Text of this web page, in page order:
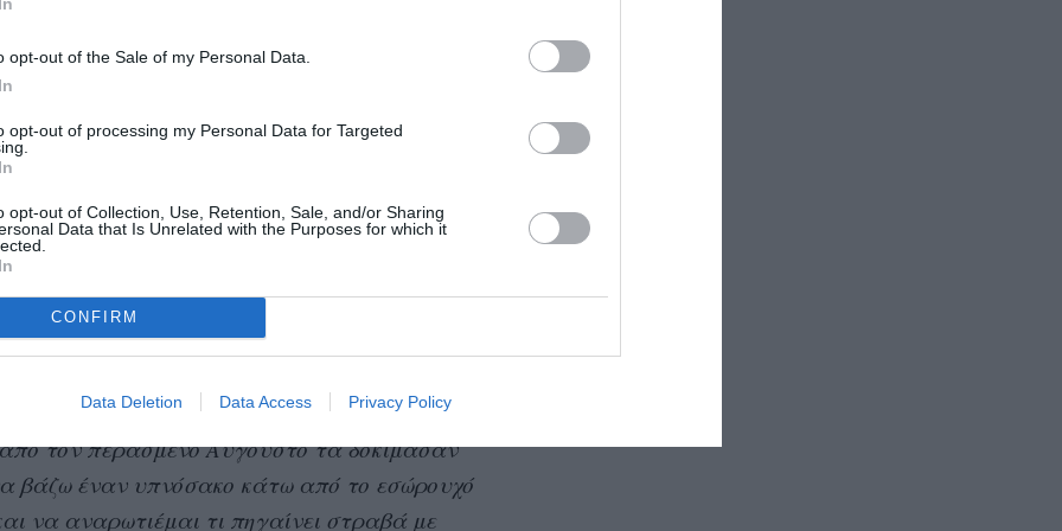
opt-out of the Sale of my Personal Data.
opt-out of processing my Personal Data for Targeted
opt-out of Collection, Use, Retention, Sale, and/or Sharing
Data that Is Unrelated with the Purposes for which it
CONFIRM
Data Deletion Data Access Privacy Policy
δεν ανήκει στις προδιαγραφές της
Για αυτό δεν φέρει ευθύνη
εταιρεία. Νομίζω ότι το
την έμμηνο ρύση αποτελεί ταμπού έχει
και εκπαίδευση για το τι είναι
και τι παθολογικό».
της η Αμερικανίδα κωμικόςBrittany
τον Αύγουστο του 2023 οι επιστήμονες
περιόδου με αίμα; Φαντάζομαι ότι
Blue Hawaiian ή ό,τι άλλο χρησιμοποιούσαν
από τον περασμένο Αύγουστο τα δοκίμασαν
βάζω έναν υπνόσακο κάτω από το εσώρουχό
να αναρωτιέμαι τι πηγαίνει στραβά με